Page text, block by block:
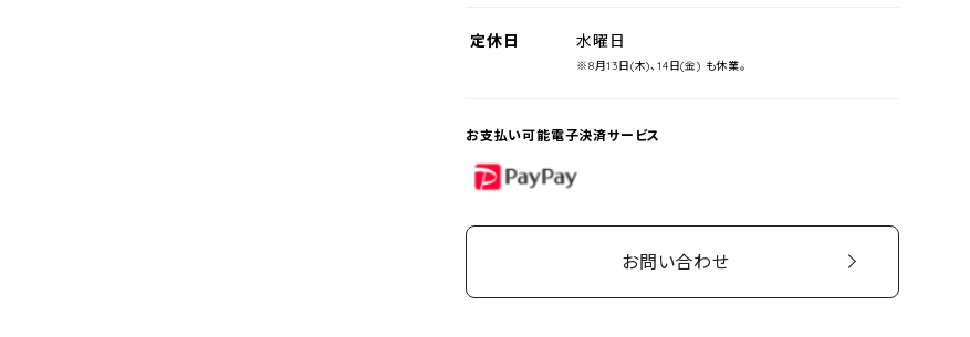
定休日 水曜日
※8月13日(木)、14日(金) も休業。
お支払い可能電子決済サービス
PayPay
お問い合わせ